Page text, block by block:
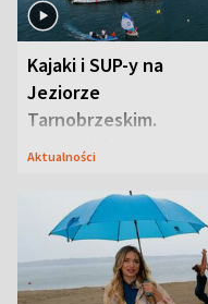
Kajaki i SUP-y na
Jeziorze
Tarnobrzeskim.
Przyrodnicy zwracają
Aktualności